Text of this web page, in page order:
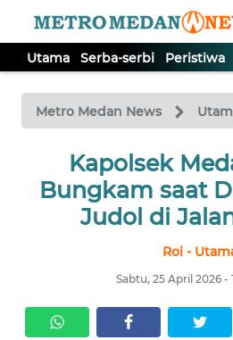
Utama Serba-serbi Peristiwa
Metro Medan News
Kapolsek
Bungkam saat
Judol di
Roi -
Sabtu, 25 April 2026 -
TV
Tutup
TOKOH